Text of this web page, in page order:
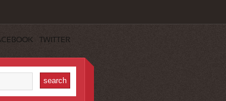
TWITTER